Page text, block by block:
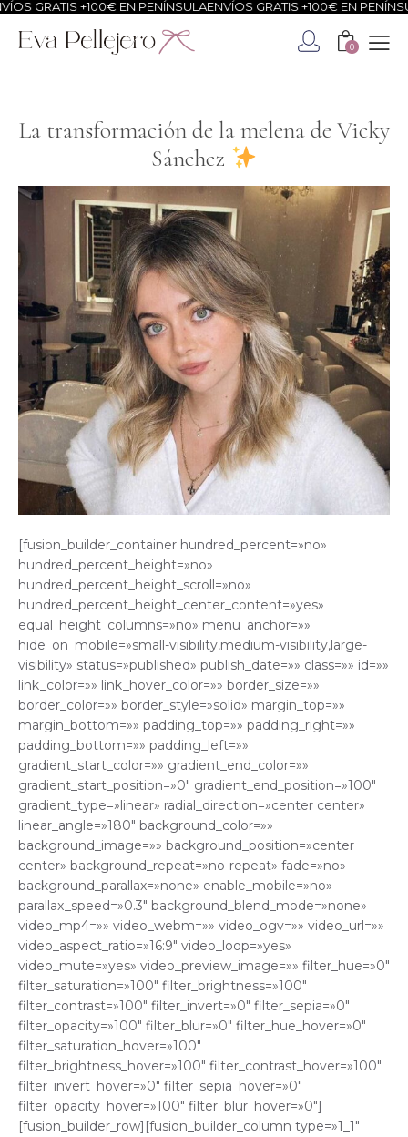
GRATIS +100€ EN PENÍNSULA ENVÍOS GRATIS +100€ EN
0
La transformación de la melena de Vicky
Sánchez
[fusion_builder_container hundred_percent=»no»
hundred_percent_height=»no»
hundred_percent_height_scroll=»no»
hundred_percent_height_center_content=»yes»
equal_height_columns=»no» menu_anchor=»»
hide_on_mobile=»small-visibility,medium-visibility,large-
visibility» status=»published» publish_date=»» class=»» id=»»
link_color=»» link_hover_color=»» border_size=»»
border_color=»» border_style=»solid» margin_top=»»
margin_bottom=»» padding_top=»» padding_right=»»
padding_bottom=»» padding_left=»»
gradient_start_color=»» gradient_end_color=»»
gradient_start_position=»0″ gradient_end_position=»100″
gradient_type=»linear» radial_direction=»center center»
linear_angle=»180″ background_color=»»
background_image=»» background_position=»center
center» background_repeat=»no-repeat» fade=»no»
background_parallax=»none» enable_mobile=»no»
parallax_speed=»0.3″ background_blend_mode=»none»
video_mp4=»» video_webm=»» video_ogv=»» video_url=»»
video_aspect_ratio=»16:9″ video_loop=»yes»
video_mute=»yes» video_preview_image=»» filter_hue=»0″
filter_saturation=»100″ filter_brightness=»100″
filter_contrast=»100″ filter_invert=»0″ filter_sepia=»0″
filter_opacity=»100″ filter_blur=»0″ filter_hue_hover=»0″
filter_saturation_hover=»100″
filter_brightness_hover=»100″ filter_contrast_hover=»100″
filter_invert_hover=»0″ filter_sepia_hover=»0″
filter_opacity_hover=»100″ filter_blur_hover=»0″]
[fusion_builder_row][fusion_builder_column type=»1_1″